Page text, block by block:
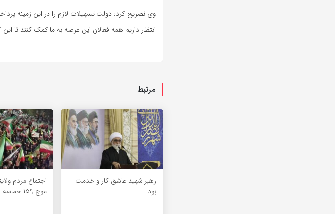
وی تصریح کرد: دولت تسهیلات لازم را در این زمینه
انتظار داریم همه فعالان این عرصه به ما کمک کنند تا
مرتبط
رهبر شهید عاشق کار و خدمت
بود
اجتماع مردم
موج ۱۵۹ حماسه خیابان